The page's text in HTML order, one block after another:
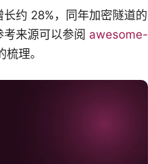
约 28%，同年加密隧道的
来源可以参阅 awesome-
理。